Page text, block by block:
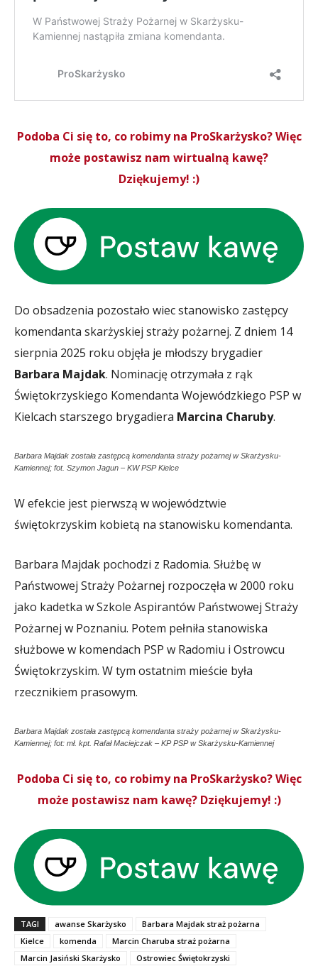
Podoba Ci się to, co robimy na ProSkarżysko? Więc
może postawisz nam wirtualną kawę?
Dziękujemy! :)
Do obsadzenia pozostało wiec stanowisko zastępcy
komendanta skarżyskiej straży pożarnej. Z dniem 14
sierpnia 2025 roku objęła je młodszy brygadier
Barbara Majdak. Nominację otrzymała z rąk
Świętokrzyskiego Komendanta Wojewódzkiego PSP w
Kielcach starszego brygadiera Marcina Charuby.
Barbara Majdak została zastępcą komendanta straży pożarnej w Skarżysku-
Kamiennej; fot. Szymon Jagun – KW PSP Kielce
W efekcie jest pierwszą w województwie
świętokrzyskim kobietą na stanowisku komendanta.
Barbara Majdak pochodzi z Radomia. Służbę w
Państwowej Straży Pożarnej rozpoczęła w 2000 roku
jako kadetka w Szkole Aspirantów Państwowej Straży
Pożarnej w Poznaniu. Potem pełniła stanowiska
służbowe w komendach PSP w Radomiu i Ostrowcu
Świętokrzyskim. W tym ostatnim mieście była
rzecznikiem prasowym.
Barbara Majdak została zastępcą komendanta straży pożarnej w Skarżysku-
Kamiennej; fot: mł. kpt. Rafał Maciejczak – KP PSP w Skarżysku-Kamiennej
Podoba Ci się to, co robimy na ProSkarżysko? Więc
może postawisz nam kawę? Dziękujemy! :)
TAGI awanse Skarżysko
Barbara Majdak straż pożarna
Kielce
komenda
Marcin Charuba straż pożarna
Marcin Jasiński Skarżysko
Ostrowiec Świętokrzyski